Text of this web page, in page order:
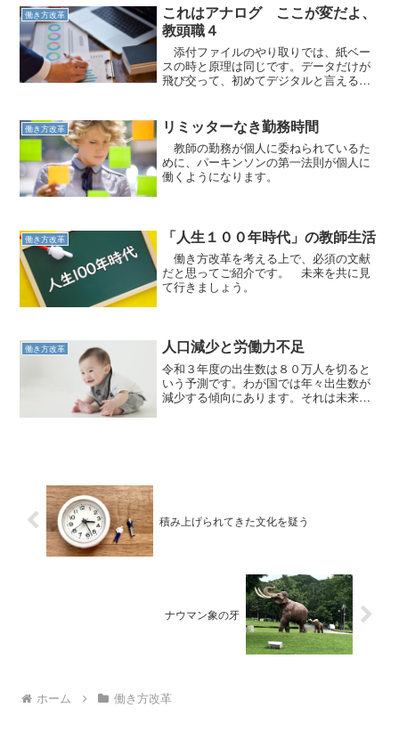
働き方改革
これはアナログ ここが変だよ、
教頭職４
添付ファイルのやり取りでは、紙ベー
スの時と原理は同じです。データだけが
飛び交って、初めてデジタルと言えるの
働き方改革 リミッターなき勤務時間
教師の勤務が個人に委ねられているた
めに、パーキンソンの第一法則が個人に
働くようになります。
働き方改革 「人生１００年時代」の教師生活
働き方改革を考える上で、必須の文献
だと思ってご紹介です。 未来を共に見
て行きましょう。
働き方改革 人口減少と労働力不足
令和３年度の出生数は８０万人を切ると
いう予測です。わが国では年々出生数が
減少する傾向にあります。それは未来の
積み上げられてきた文化を疑う
ナウマン象の牙
ホーム 働き方改革